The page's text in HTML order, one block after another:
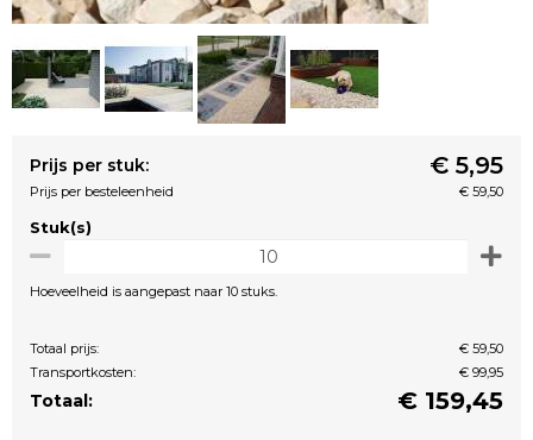
Prijs per stuk: € 5,95
Prijs per besteleenheid € 59,50
Stuk(s)
Hoeveelheid is aangepast naar 10 stuks.
Totaal prijs:
€ 59,50
Transportkosten:
€ 99,95
Totaal: € 159,45